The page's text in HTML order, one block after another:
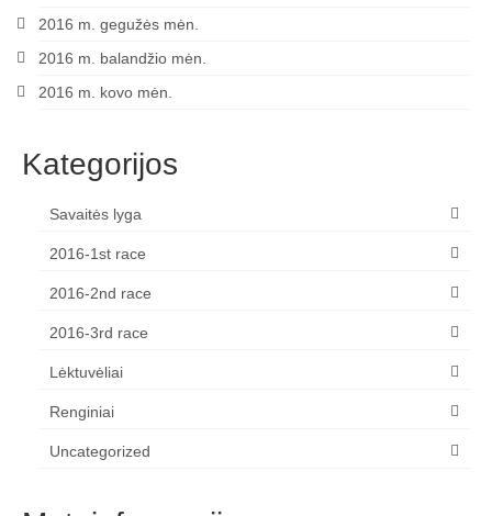
2017-2 lėktuvų lenktynių media
Žiemos angaras (2016-2017)
English
2016 m. gegužės mėn.
2016 m. balandžio mėn.
2016 m. kovo mėn.
Kategorijos
Savaitės lyga
2016-1st race
2016-2nd race
2016-3rd race
Lėktuvėliai
Renginiai
Uncategorized